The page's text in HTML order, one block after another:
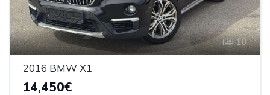
10
2016 BMW X1
14,450€